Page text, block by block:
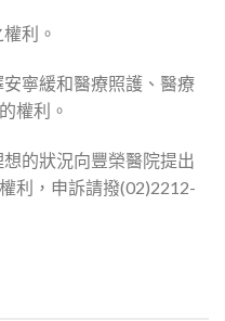
利。
寧緩和醫療照護、醫療
權利。
的狀況向豐榮醫院提出
利，申訴請撥(02)2212-